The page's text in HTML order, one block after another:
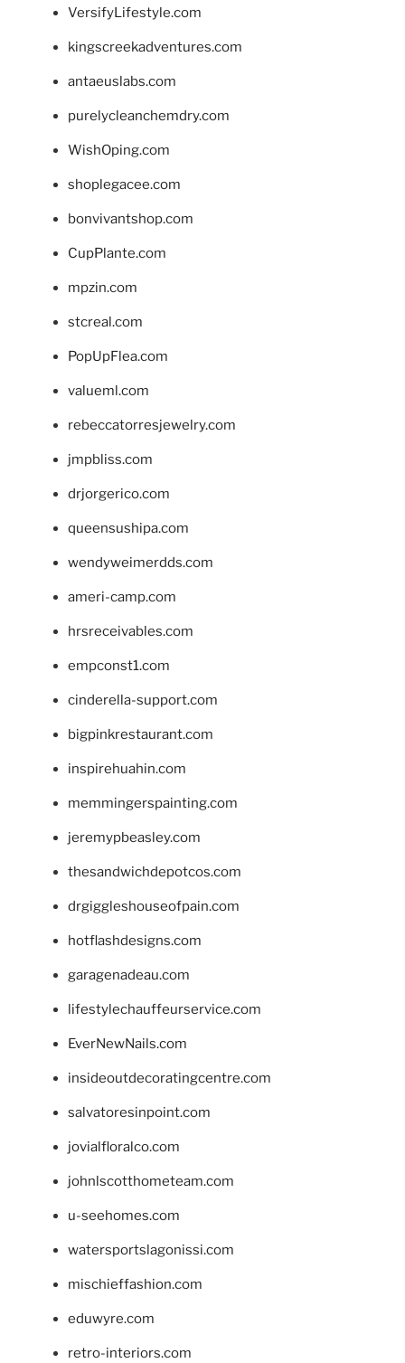
VersifyLifestyle.com
kingscreekadventures.com
antaeuslabs.com
purelycleanchemdry.com
WishOping.com
shoplegacee.com
bonvivantshop.com
CupPlante.com
mpzin.com
stcreal.com
PopUpFlea.com
valueml.com
rebeccatorresjewelry.com
jmpbliss.com
drjorgerico.com
queensushipa.com
wendyweimerdds.com
ameri-camp.com
hrsreceivables.com
empconst1.com
cinderella-support.com
bigpinkrestaurant.com
inspirehuahin.com
memmingerspainting.com
jeremypbeasley.com
thesandwichdepotcos.com
drgiggleshouseofpain.com
hotflashdesigns.com
garagenadeau.com
lifestylechauffeurservice.com
EverNewNails.com
insideoutdecoratingcentre.com
salvatoresinpoint.com
jovialfloralco.com
johnlscotthometeam.com
u-seehomes.com
watersportslagonissi.com
mischieffashion.com
eduwyre.com
retro-interiors.com